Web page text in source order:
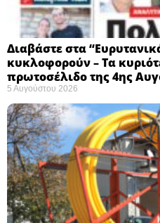
Διαβάστε στα
κυκλοφορούν – Τα
πρωτοσέλιδο της 4ης
5 Αυγούστου 2026